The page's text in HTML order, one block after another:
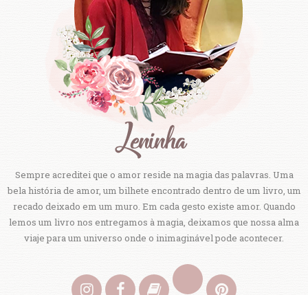
Sempre acreditei que o amor reside na magia das palavras. Uma
bela história de amor, um bilhete encontrado dentro de um livro, um
recado deixado em um muro. Em cada gesto existe amor. Quando
lemos um livro nos entregamos à magia, deixamos que nossa alma
viaje para um universo onde o inimaginável pode acontecer.